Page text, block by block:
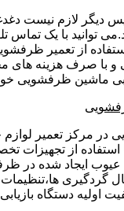
دیگر لازم نیست
توانید با یک تماس
از تعمیر
و با صرف هزینه های
ماشین ظرفشویی خود
در مرکز تعمیر
استفاده از تجهیزات
عیوب ایجاد شده در
گردگیری
اولیه دستگاه